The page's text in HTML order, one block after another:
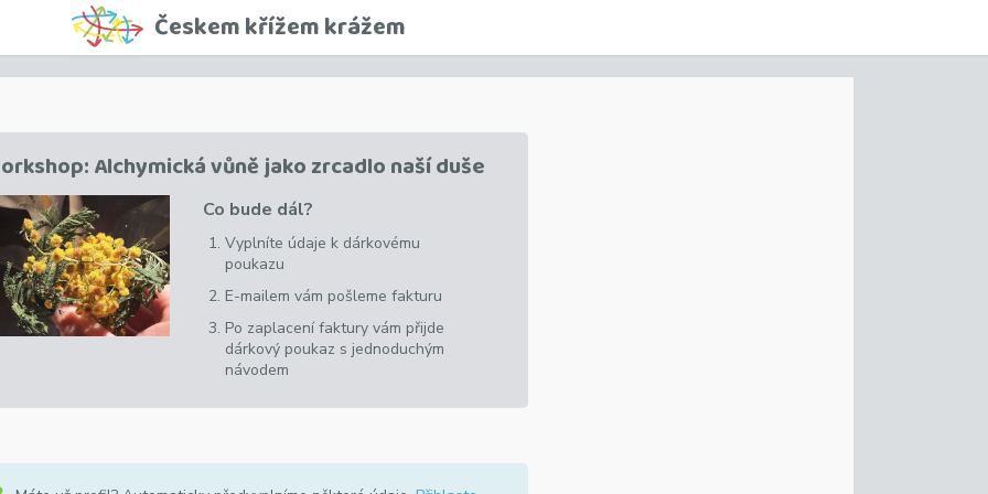
Českem křížem krážem
Alchymická vůně jako zrcadlo naší duše
Co bude dál?
Vyplníte údaje k dárkovému
poukazu
E-mailem vám pošleme fakturu
Po zaplacení faktury vám přijde
dárkový poukaz s jednoduchým
návodem